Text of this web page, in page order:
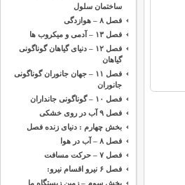
ساختمان سلول
فصل ۸ – هوازدگی
فصل ۱۳ – آدمی و میکروب ها
فصل ۱۲ – دنیای گیاهان گوناگونی
گیاهان
فصل ۱۱ – جهان جانوران گوناگونی
جانوران
فصل ۱۰ – گوناگونی جانداران
فصل ۹ آب در روی خشکی
بخش چهارم : دنیای زنده فصل
فصل ۸ – آب در هوا
فصل ۷ – حرکت مسافت
فصل ۶ نیرو اقسام نیرو:
بخش سوم – زمین زیستگاه ما